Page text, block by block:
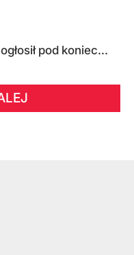
pod koniec...